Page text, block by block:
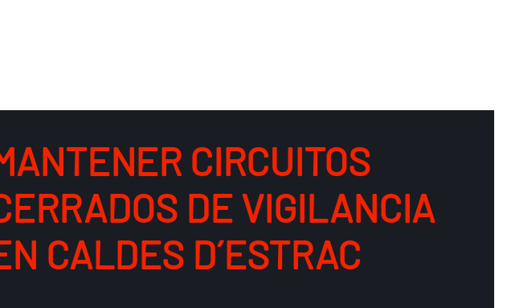
CIRCUITOS
DE VIGILANCIA
CALDES D´ESTRAC